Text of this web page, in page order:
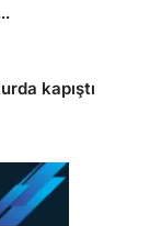
kapıştı